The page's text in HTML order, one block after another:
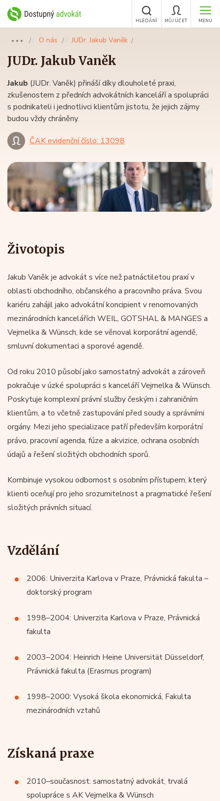
MENU
MŮJ ÚČET
HLEDÁNÍ
●●● O nás JUDr. Jakub Vaněk
JUDr. Jakub Vaněk
Jakub (JUDr. Vaněk) přináší díky dlouholeté praxi,
zkušenostem z předních advokátních kanceláří a spolupráci
s podnikateli i jednotlivci klientům jistotu, že jejich zájmy
budou vždy chráněny.
ČAK evidenční číslo: 13098
Životopis
Jakub Vaněk je advokát s více než patnáctiletou praxí v
oblasti obchodního, občanského a pracovního práva. Svou
kariéru zahájil jako advokátní koncipient v renomovaných
mezinárodních kancelářích WEIL, GOTSHAL & MANGES a
Vejmelka & Wünsch, kde se věnoval korporátní agendě,
smluvní dokumentaci a sporové agendě.
Od roku 2010 působí jako samostatný advokát a zároveň
pokračuje v úzké spolupráci s kanceláří Vejmelka & Wünsch.
Poskytuje komplexní právní služby českým i zahraničním
klientům, a to včetně zastupování před soudy a správními
orgány. Mezi jeho specializace patří především korporátní
právo, pracovní agenda, fúze a akvizice, ochrana osobních
údajů a řešení složitých obchodních sporů.
Kombinuje vysokou odbornost s osobním přístupem, který
klienti oceňují pro jeho srozumitelnost a pragmatické řešení
složitých právních situací.
Vzdělání
2006: Univerzita Karlova v Praze, Právnická fakulta –
doktorský program
1998–2004: Univerzita Karlova v Praze, Právnická
fakulta
2003–2004: Heinrich Heine Universität Düsseldorf,
Právnická fakulta (Erasmus program)
1998–2000: Vysoká škola ekonomická, Fakulta
mezinárodních vztahů
Získaná praxe
2010–současnost: samostatný advokát, trvalá
spolupráce s AK Vejmelka & Wünsch